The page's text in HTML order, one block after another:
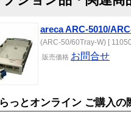
areca ARC-5010/
(ARC-50/60Tray-W) [
販売価格 お問合せ
っとオンライン ご購入の